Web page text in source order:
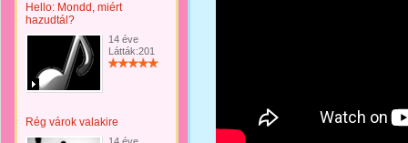
Hello: Mondd, miért
hazudtál?
14 éve
Látták:201
Rég várok valakire